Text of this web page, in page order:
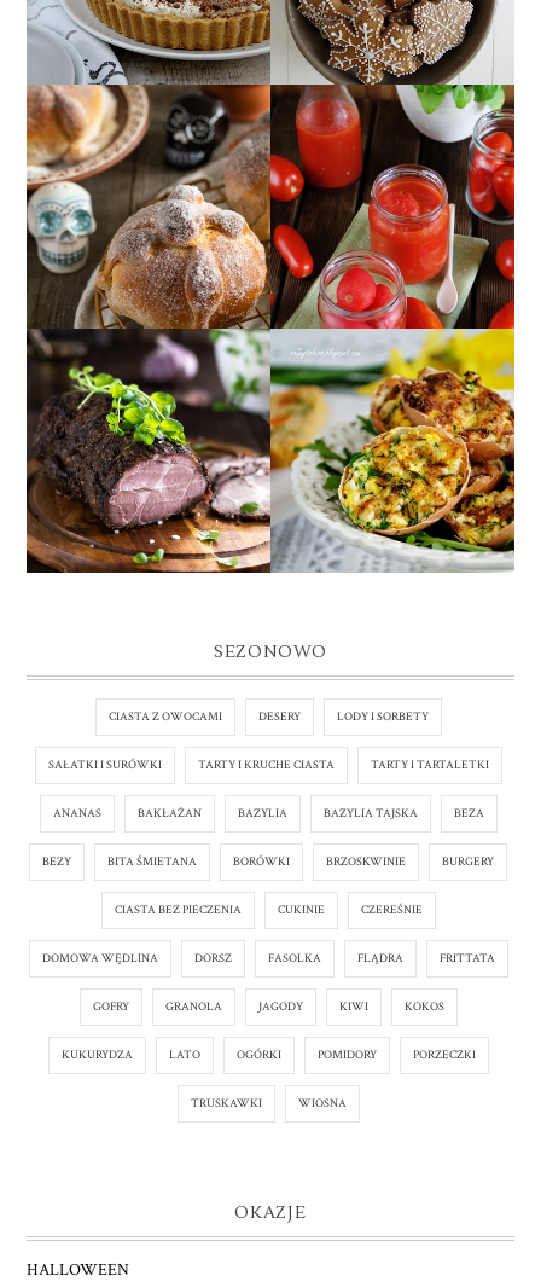
CHLEB ZMARŁYCH
(PAN DE MUERTO)
POMIDORY W SŁOIKU
W SOSIE
POMIDOROWYM ;)
KARKÓWKA WOLNO
PIECZONA Z
CZOSNKIEM I
MAJERANKIEM
JAJA FASZEROWANE W
SKORUPKACH
PODSMAŻANE NA
MAŚLE
SEZONOWO
CIASTA Z OWOCAMI DESERY LODY I SORBETY
SAŁATKI I SURÓWKI TARTY I KRUCHE CIASTA TARTY I TARTALETKI
ANANAS BAKŁAŻAN BAZYLIA BAZYLIA TAJSKA BEZA
BEZY BITA ŚMIETANA BORÓWKI BRZOSKWINIE BURGERY
CIASTA BEZ PIECZENIA CUKINIE CZEREŚNIE
DOMOWA WĘDLINA DORSZ FASOLKA FLĄDRA FRITTATA
GOFRY GRANOLA JAGODY KIWI KOKOS
KUKURYDZA LATO OGÓRKI POMIDORY PORZECZKI
TRUSKAWKI WIOSNA
OKAZJE
HALLOWEEN